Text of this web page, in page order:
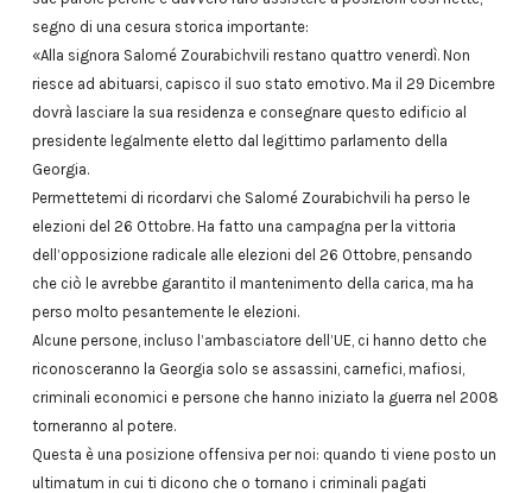
segno di una cesura storica importante:
«Alla signora Salomé Zourabichvili restano quattro venerdì. Non
riesce ad abituarsi, capisco il suo stato emotivo. Ma il 29 Dicembre
dovrà lasciare la sua residenza e consegnare questo edificio al
presidente legalmente eletto dal legittimo parlamento della
Georgia.
Permettetemi di ricordarvi che Salomé Zourabichvili ha perso le
elezioni del 26 Ottobre. Ha fatto una campagna per la vittoria
dell’opposizione radicale alle elezioni del 26 Ottobre, pensando
che ciò le avrebbe garantito il mantenimento della carica, ma ha
perso molto pesantemente le elezioni.
Alcune persone, incluso l’ambasciatore dell’UE, ci hanno detto che
riconosceranno la Georgia solo se assassini, carnefici, mafiosi,
criminali economici e persone che hanno iniziato la guerra nel 2008
torneranno al potere.
Questa è una posizione offensiva per noi: quando ti viene posto un
ultimatum in cui ti dicono che o tornano i criminali pagati